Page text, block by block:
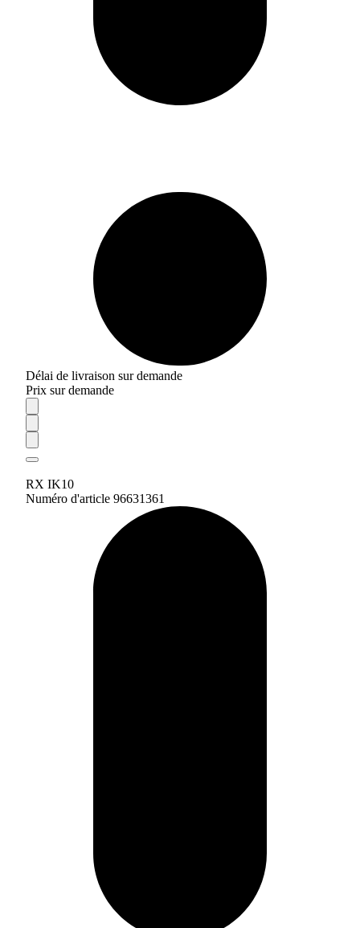
Délai de livraison sur demande
Prix sur demande
RX IK10
Numéro d'article 96631361